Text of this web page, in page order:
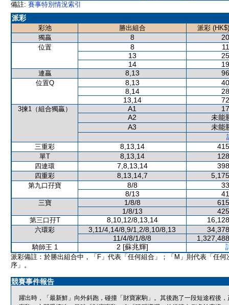
備註: 賽事特別情況索引
派彩
彩池 勝出組合
派彩 (HK$)
獨贏
8
位置 8
13
14
連贏 8,13
位置Q 8,13
8,14
13,14
3揀1（組合獨贏） A1
A2
未能
A3
未能
三重彩
8,13,14
單T 8,13,14
四連環 7,8,13,14
四重彩 8,13,14,7
第九口孖寶 8/8
8/13
三寶 1/8/8
1/8/13
第三口孖T 8,10,12/8,13,14
六環彩 3,11/4,14/8,9/1,2/8,10/8,13
11/4/8/1/8/8
騎師王 1 2 [蘇兆輝]
派彩備註：於勝出組合中，「F」代表「任何組合」；「M」則代表「任何
序」。
競賽事件報告
躍出時，「最新鮮」向外斜跑，碰撞「財寶家駒」。其後跑了一段短途程後